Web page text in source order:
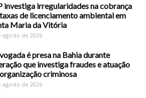
investiga irregularidades na cobrança
de licenciamento ambiental em
Maria da Vitória
agosto de 2026
é presa na Bahia durante
que investiga fraudes e atuação
criminosa
agosto de 2026